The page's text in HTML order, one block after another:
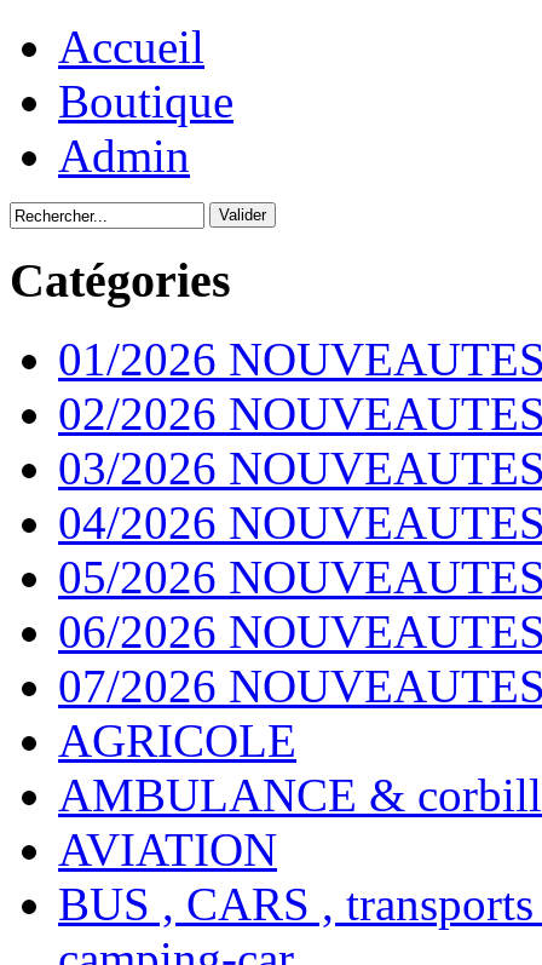
Accueil
Boutique
Admin
Catégories
01/2026
02/2026
03/2026
04/2026
05/2026
06/2026
07/2026
AGRICOLE
AMBULANCE &
AVIATION
BUS , CARS ,